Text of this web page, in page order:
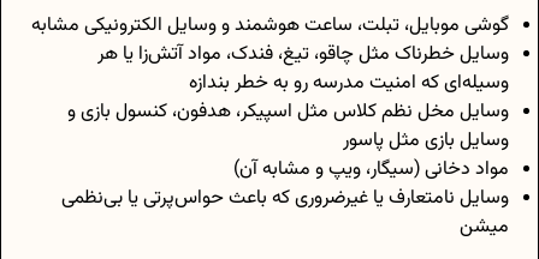
گوشی موبایل، تبلت، ساعت هوشمند و وسایل الکترونیکی مشابه
وسایل خطرناک مثل چاقو، تیغ، فندک، مواد آتش‌زا یا هر
وسیله‌ای که امنیت مدرسه رو به خطر بندازه
وسایل مخل نظم کلاس مثل اسپیکر، هدفون، کنسول بازی و
وسایل بازی مثل پاسور
مواد دخانی (سیگار، ویپ و مشابه آن)
وسایل نامتعارف یا غیرضروری که باعث حواس‌پرتی یا بی‌نظمی
میشن